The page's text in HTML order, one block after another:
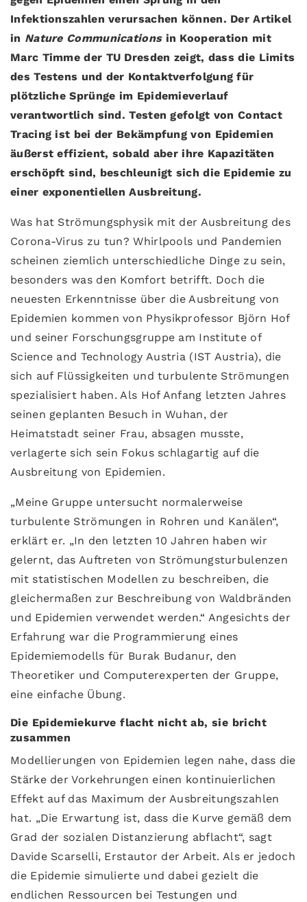
Infektionszahlen verursachen können. Der Artikel
in Nature Communicationsin Kooperation mit
Marc Timme der TU Dresden zeigt, dass die Limits
des Testens und der Kontaktverfolgung für
plötzliche Sprünge im Epidemieverlauf
verantwortlich sind. Testen gefolgt von Contact
Tracing ist bei der Bekämpfung von Epidemien
äußerst effizient, sobald aber ihre Kapazitäten
erschöpft sind, beschleunigt sich die Epidemie zu
einer exponentiellen Ausbreitung.
Was hat Strömungsphysik mit der Ausbreitung des
Corona-Virus zu tun? Whirlpools und Pandemien
scheinen ziemlich unterschiedliche Dinge zu sein,
besonders was den Komfort betrifft. Doch die
neuesten Erkenntnisse über die Ausbreitung von
Epidemien kommen von Physikprofessor Björn Hof
und seiner Forschungsgruppe am Institute of
Science and Technology Austria (IST Austria), die
sich auf Flüssigkeiten und turbulente Strömungen
spezialisiert haben. Als Hof Anfang letzten Jahres
seinen geplanten Besuch in Wuhan, der
Heimatstadt seiner Frau, absagen musste,
verlagerte sich sein Fokus schlagartig auf die
Ausbreitung von Epidemien.
„Meine Gruppe untersucht normalerweise
turbulente Strömungen in Rohren und Kanälen“,
erklärt er. „In den letzten 10 Jahren haben wir
gelernt, das Auftreten von Strömungsturbulenzen
mit statistischen Modellen zu beschreiben, die
gleichermaßen zur Beschreibung von Waldbränden
und Epidemien verwendet werden.“ Angesichts der
Erfahrung war die Programmierung eines
Epidemiemodells für Burak Budanur, den
Theoretiker und Computerexperten der Gruppe,
eine einfache Übung.
Die Epidemiekurve flacht nicht ab, sie bricht
zusammen
Modellierungen von Epidemien legen nahe, dass die
Stärke der Vorkehrungen einen kontinuierlichen
Effekt auf das Maximum der Ausbreitungszahlen
hat. „Die Erwartung ist, dass die Kurve gemäß dem
Grad der sozialen Distanzierung abflacht“, sagt
Davide Scarselli, Erstautor der Arbeit. Als er jedoch
die Epidemie simulierte und dabei gezielt die
endlichen Ressourcen bei Testungen und